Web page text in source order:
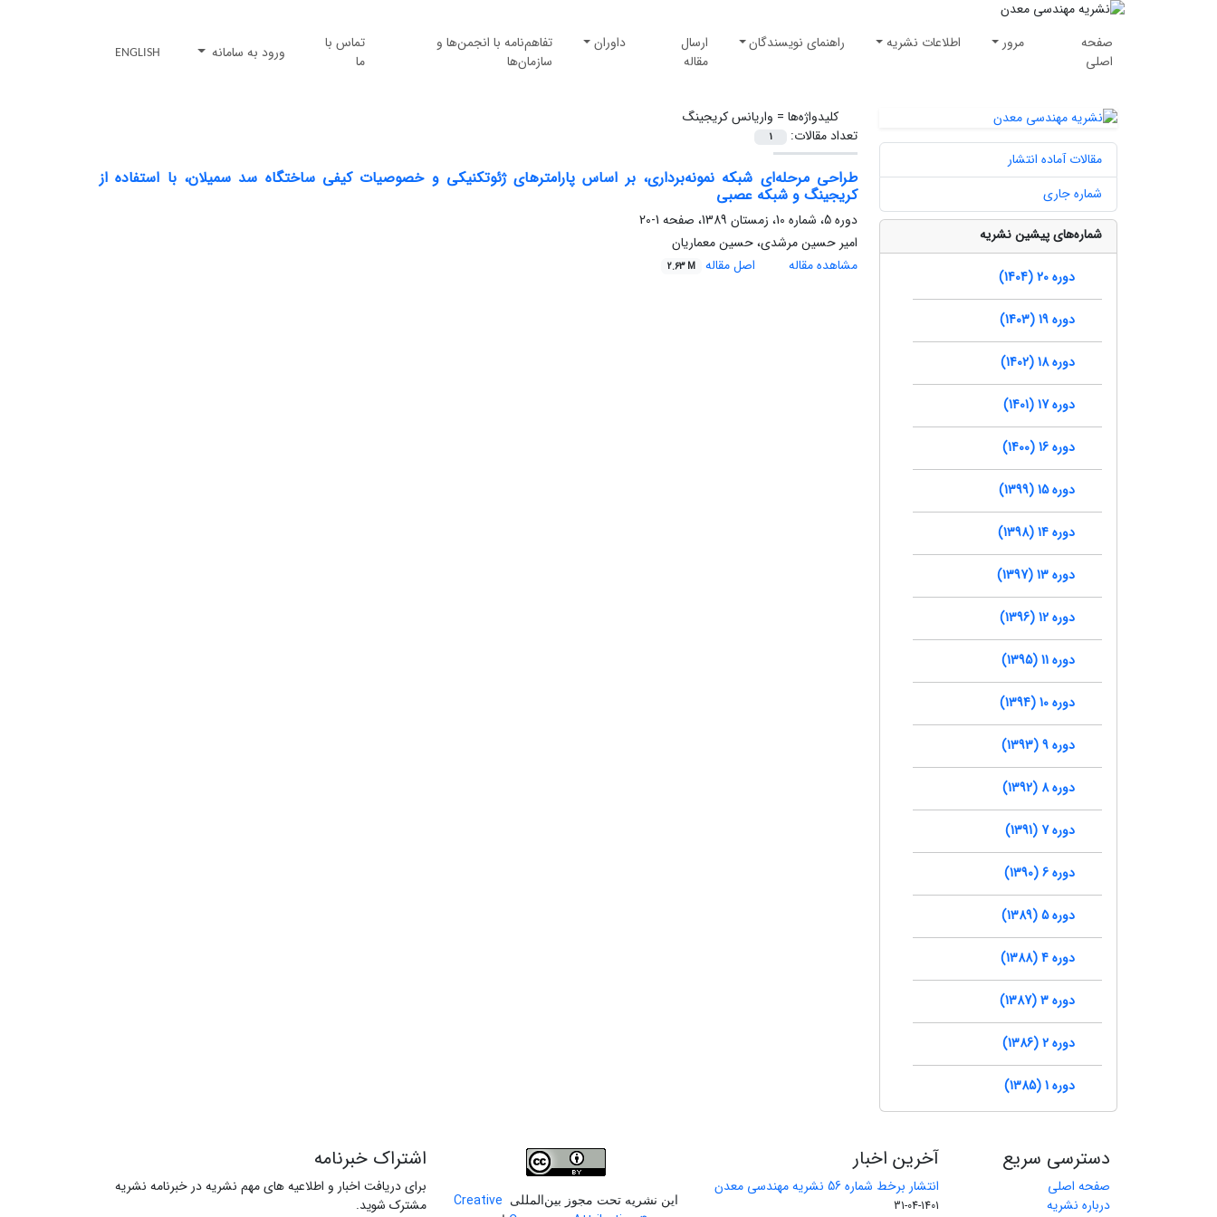
صفحه
اصلی
مرور اطلاعات نشریه راهنمای نویسندگان
ارسال
مقاله
داوران
تفاهم‌نامه با انجمن‌ها و
سازمان‌ها
تماس با
ما
ورود به سامانه ENGLISH
کلیدواژه‌ها = واریانس کریجینگ
تعداد مقالات:
1
طراحی مرحله‌ای شبکه نمونه‌برداری، بر اساس پارامتر‌های ژئوتکنیکی و خصوصیات کیفی ساختگاه سد سمیلان، با استفاده از
کریجینگ و شبکه عصبی
دوره 5، شماره 10، زمستان 1389، صفحه
1-20
امیر حسین مرشدی، حسین معماریان
مشاهده مقاله
اصل مقاله 2.63 M
مقالات آماده انتشار
شماره جاری
شماره‌های پیشین نشریه
دوره 20 (1404)
دوره 19 (1403)
دوره 18 (1402)
دوره 17 (1401)
دوره 16 (1400)
دوره 15 (1399)
دوره 14 (1398)
دوره 13 (1397)
دوره 12 (1396)
دوره 11 (1395)
دوره 10 (1394)
دوره 9 (1393)
دوره 8 (1392)
دوره 7 (1391)
دوره 6 (1390)
دوره 5 (1389)
دوره 4 (1388)
دوره 3 (1387)
دوره 2 (1386)
دوره 1 (1385)
دسترسی سریع
صفحه اصلی
درباره نشریه
آخرین اخبار
انتشار برخط شماره 56 نشریه مهندسی معدن
1401-04-31 این نشریه تحت مجوز بین‌المللی
Creative
اشتراک خبرنامه
برای دریافت اخبار و اطلاعیه های مهم نشریه در خبرنامه نشریه
مشترک شوید.